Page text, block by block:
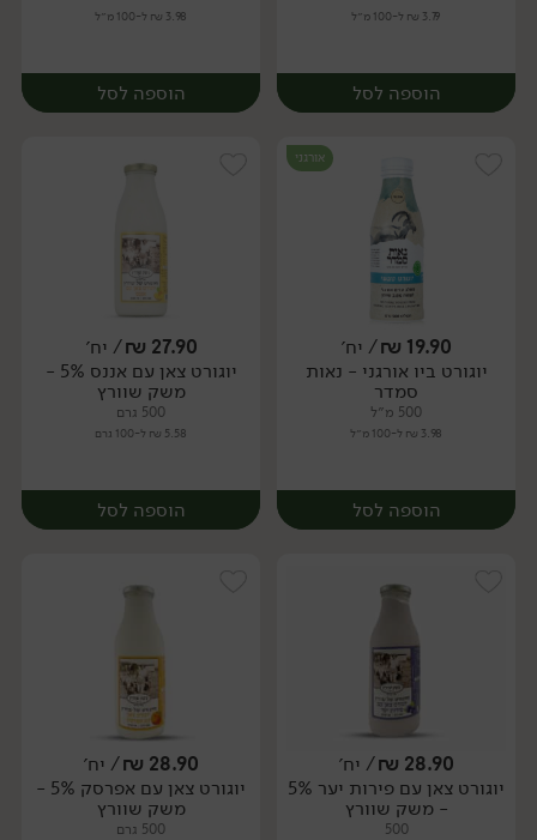
3.79 ₪ ל-100 מ״ל
הוספה לסל
יח׳
3.98 ₪ ל-100 מ״ל
הוספה לסל
יח׳
אורגני
19.90
₪/ יח׳
יוגורט ביו אורגני - נאות
סמדר
500 מ״ל
3.98 ₪ ל-100 מ״ל
הוספה לסל
יח׳
27.90
₪/ יח׳
יוגורט צאן עם אננס 5% -
משק שוורץ
500 גרם
5.58 ₪ ל-100 גרם
הוספה לסל
יח׳
28.90
₪/ יח׳
יוגורט צאן עם פירות יער 5%
- משק שוורץ
500
28.90
₪/ יח׳
יוגורט צאן עם אפרסק 5% -
משק שוורץ
500 גרם